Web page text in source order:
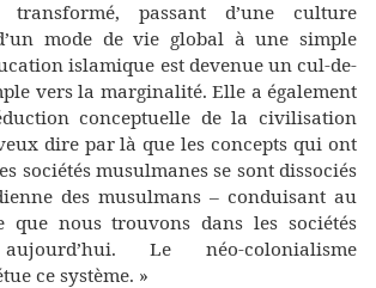
passant d’une culture
mode de vie global à une simple
islamique est devenue un cul-de-
vers la marginalité. Elle a également
conceptuelle de la civilisation
dire par là que les concepts qui ont
sociétés musulmanes se sont dissociés
des musulmans – conduisant au
que nous trouvons dans les sociétés
Le néo-colonialisme
ce système. »